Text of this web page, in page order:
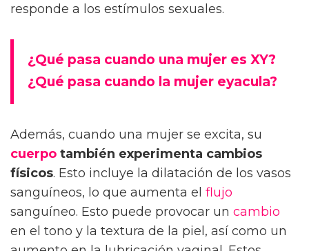
responde a los estímulos sexuales.
¿Qué pasa cuando una mujer es XY?
¿Qué pasa cuando la mujer eyacula?
Además, cuando una mujer se excita, su
cuerpo también experimenta cambios
físicos. Esto incluye la dilatación de los vasos
sanguíneos, lo que aumenta el flujo
sanguíneo. Esto puede provocar un cambio
en el tono y la textura de la piel, así como un